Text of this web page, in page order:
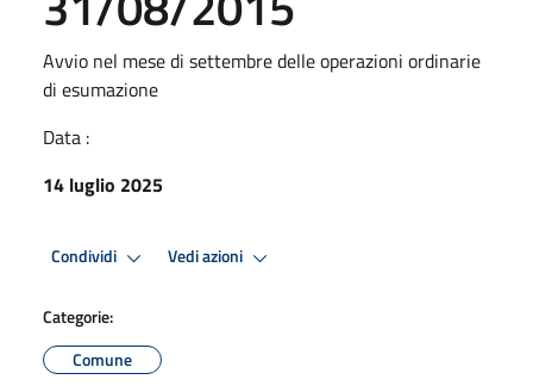
Avvio nel mese di settembre delle operazioni ordinarie
di esumazione
Data :
14 luglio 2025
Condividi Vedi azioni
Categorie:
Comune